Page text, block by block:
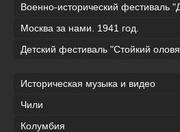
Военно-исторический
Москва за нами. 1941 год.
Детский фестиваль "Стойкий
Историческая музыка и видео
Чили
Колумбия